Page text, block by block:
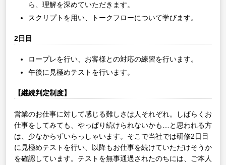
ら、理解を深めていただきます。
スクリプトを用い、トークフローについて学びます。
2日目
ロープレを行い、お客様との対応の練習を行います。
午後に見極めテストを行います。
【継続判定制度】
営業のお仕事に対して感じる難しさは人それぞれ。しばらくお
仕事をしてみても、やっぱり続けられないかも…と思われる方
は、少なからずいらっしゃいます。そこで当社では研修2日目
に見極めテストを行い、以降もお仕事を続けていただけそうか
を確認しています。テストを無事通過されたのちには、ご本人